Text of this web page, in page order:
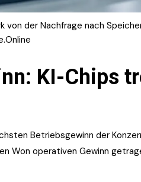
der Nachfrage nach
KI-Chips
Betriebsgewinn der
Won operativen Gewinn